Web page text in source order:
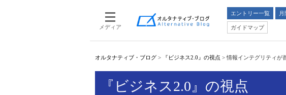
メディア
エントリー一覧
ガイドマップ
オルタナティブ・ブログ > 『ビジネス2.0』の視点 >情報インテグリティが
『ビジネス2.0』の視点